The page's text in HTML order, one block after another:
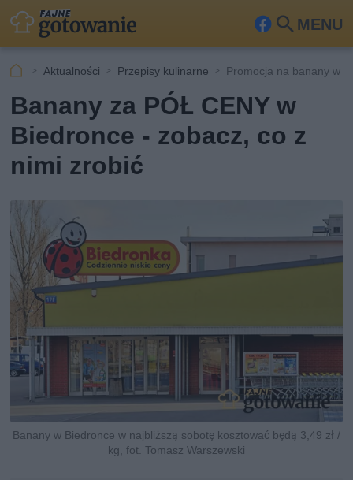
MENU
Fa
ook
Szu
Aktualności Przepisy kulinarne Promocja na banany w
Banany za PÓŁ CENY w
Biedronce - zobacz, co z
nimi zrobić
Banany w Biedronce w najbliższą sobotę kosztować będą 3,49 zł /
kg, fot. Tomasz Warszewski